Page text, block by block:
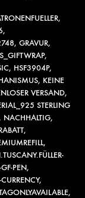
,
,
, GRAVUR,
,
, HSF3904P,
, KEINE
VERSAND,
STERLING
, NACHHALTIG,
,
,
PEN,
,
,